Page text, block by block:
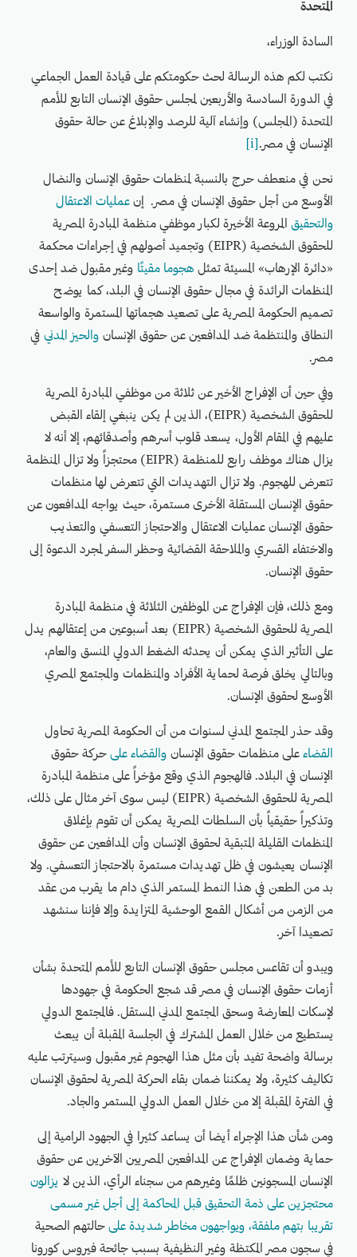
المتحدة
السادة الوزراء،
نكتب لكم هذه الرسالة لحث حكومتكم على قيادة العمل الجماعي
في الدورة السادسة والأربعين لمجلس حقوق الإنسان التابع للأمم
المتحدة (المجلس) وإنشاء آلية للرصد والإبلاغ عن حالة حقوق
الإنسان في مصر.
نحن في منعطف حرج بالنسبة لمنظمات حقوق الإنسان والنضال
الأوسع من أجل حقوق الإنسان في مصر. إن عمليات الاعتقال
والتحقيق المروعة الأخيرة لكبار موظفي منظمة المبادرة المصرية
للحقوق الشخصية (EIPR) وتجميد أصولهم في إجراءات محكمة
«دائرة الإرهاب» المسيئة تمثل هجوما مقيتًا وغير مقبول ضد إحدى
المنظمات الرائدة في مجال حقوق الإنسان في البلد، كما يوضح
تصميم الحكومة المصرية على تصعيد هجماتها المستمرة والواسعة
النطاق والمنتظمة ضد المدافعين عن حقوق الإنسان والحيز المدني في
مصر.
وفي حين أن الإفراج الأخير عن ثلاثة من موظفي المبادرة المصرية
للحقوق الشخصية (EIPR)، الذين لم يكن ينبغي إلقاء القبض
عليهم في المقام الأول، يسعد قلوب أسرهم وأصدقائهم، إلا أنه لا
يزال هناك موظف رابع للمنظمة (EIPR) محتجزاً ولا تزال المنظمة
تتعرض للهجوم. ولا تزال التهديدات التي تتعرض لها منظمات
حقوق الإنسان المستقلة الأخرى مستمرة، حيث يواجه المدافعون عن
حقوق الإنسان عمليات الاعتقال والاحتجاز التعسفي والتعذيب
والاختفاء القسري والملاحقة القضائية وحظر السفر لمجرد الدعوة إلى
حقوق الإنسان.
ومع ذلك، فإن الإفراج عن الموظفين الثلاثة في منظمة المبادرة
المصرية للحقوق الشخصية (EIPR) بعد أسبوعين من إعتقالهم يدل
على التأثير الذي يمكن أن يحدثه الضغط الدولي المنسق والعام،
وبالتالي يخلق فرصة لحماية الأفراد والمنظمات والمجتمع المصري
الأوسع لحقوق الإنسان.
وقد حذر المجتمع المدني لسنوات من أن الحكومة المصرية تحاول
القضاء على منظمات حقوق الإنسان والقضاء على حركة حقوق
الإنسان في البلاد. فالهجوم الذي وقع مؤخراً على منظمة المبادرة
المصرية للحقوق الشخصية (EIPR) ليس سوى آخر مثال على ذلك،
وتذكيراً حقيقياً بأن السلطات المصرية يمكن أن تقوم بإغلاق
المنظمات القليلة المتبقية لحقوق الإنسان وأن المدافعين عن حقوق
الإنسان يعيشون في ظل تهديدات مستمرة بالاحتجاز التعسفي. ولا
بد من الطعن في هذا النمط المستمر الذي دام ما يقرب من عقد
من الزمن من أشكال القمع الوحشية المتزايدة وإلا فإننا سنشهد
تصعيدا آخر.
ويبدو أن تقاعس مجلس حقوق الإنسان التابع للأمم المتحدة بشأن
أزمات حقوق الإنسان في مصر قد شجع الحكومة في جهودها
لإسكات المعارضة وسحق المجتمع المدني المستقل. فالمجتمع الدولي
يستطيع من خلال العمل المشترك في الجلسة المقبلة أن يبعث
برسالة واضحة تفيد بأن مثل هذا الهجوم غير مقبول وسيترتب عليه
تكاليف كثيرة، ولا يمكننا ضمان بقاء الحركة المصرية لحقوق الإنسان
في الفترة المقبلة إلا من خلال العمل الدولي المستمر والجاد.
ومن شأن هذا الإجراء أيضا أن يساعد كثيرا في الجهود الرامية إلى
حماية وضمان الإفراج عن المدافعين المصريين الآخرين عن حقوق
الإنسان المسجونين ظلمًا وغيرهم من سجناء الرأي، الذين لا يزالون
محتجزين على ذمة التحقيق قبل المحاكمة إلى أجل غير مسمى
تقريبا بتهم ملفقة، ويواجهون مخاطر شديدة على حالتهم الصحية
في سجون مصر المكتظة وغير النظيفية بسبب جائحة فيروس كورونا